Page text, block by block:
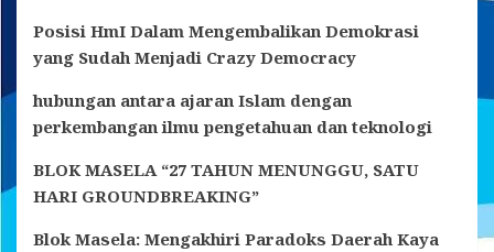
Posisi HmI Dalam Mengembalikan Demokrasi
yang Sudah Menjadi Crazy Democracy
hubungan antara ajaran Islam dengan
perkembangan ilmu pengetahuan dan teknologi
BLOK MASELA “27 TAHUN MENUNGGU, SATU
HARI GROUNDBREAKING”
Blok Masela: Mengakhiri Paradoks Daerah Kaya